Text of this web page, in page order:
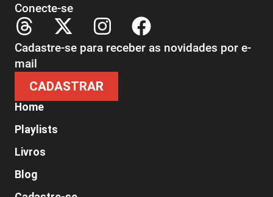
Home
Playlists
Livros
Blog
Conecte-se
Cadastre-se para receber as novidades por e-
mail
CADASTRAR